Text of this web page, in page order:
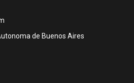
de Buenos Aires